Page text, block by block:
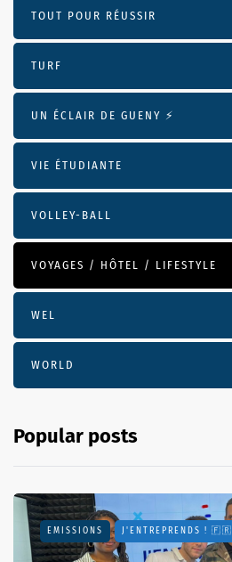
TOUT POUR RÉUSSIR
TURF
UN ÉCLAIR DE GUENY ⚡️
VIE ÉTUDIANTE
VOLLEY-BALL
VOYAGES / HÔTEL / LIFESTYLE
WEL
WORLD
Popular posts
EMISSIONS J'ENTREPRENDS ! 🇫🇷